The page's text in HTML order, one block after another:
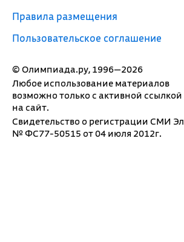
© Олимпиада.ру, 1996—2026
Любое использование материалов
возможно только с активной ссылкой
на сайт.
Свидетельство о регистрации СМИ Эл
№ ФС77-50515 от 04 июля 2012г.
Правила размещения
Пользовательское соглашение